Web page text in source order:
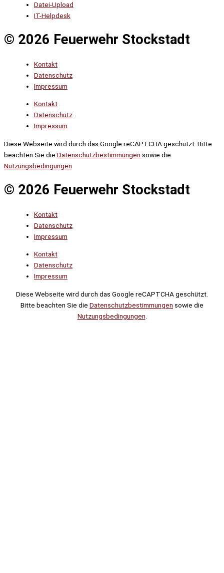
Datei-Upload
IT-Helpdesk
© 2026 Feuerwehr Stockstadt
Kontakt
Datenschutz
Impressum
Kontakt
Datenschutz
Impressum
Diese Webseite wird durch das Google reCAPTCHA geschützt. Bitte
beachten Sie die Datenschutzbestimmungen sowie die
Nutzungsbedingungen
© 2026 Feuerwehr Stockstadt
Kontakt
Datenschutz
Impressum
Kontakt
Datenschutz
Impressum
Diese Webseite wird durch das Google reCAPTCHA geschützt.
Bitte beachten Sie die Datenschutzbestimmungen sowie die
Nutzungsbedingungen